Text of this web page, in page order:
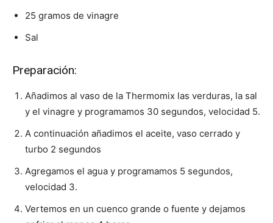
25 gramos de vinagre
Sal
Preparación:
Añadimos al vaso de la Thermomix las verduras, la sal
y el vinagre y programamos 30 segundos, velocidad 5.
A continuación añadimos el aceite, vaso cerrado y
turbo 2 segundos
Agregamos el agua y programamos 5 segundos,
velocidad 3.
Vertemos en un cuenco grande o fuente y dejamos